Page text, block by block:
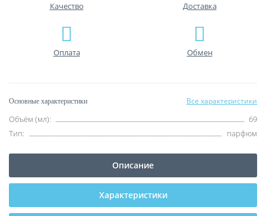
Качество Доставка
Оплата Обмен
Основные характеристики Все характеристики
Объём (мл):
69
Тип:
парфюм
Описание
Характеристики